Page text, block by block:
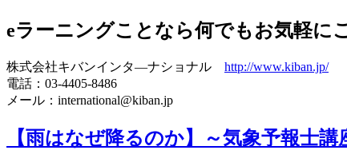
eラーニングことなら何でもお気軽に
株式会社キバンインタ―ナショナル http://www.kiban.jp/
電話：03-4405-8486
メール：international@kiban.jp
【雨はなぜ降るのか】～気象予報士講